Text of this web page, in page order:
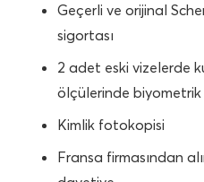
Geçerli ve orijinal
sigortası
2 adet eski vizelerde
ölçülerinde
Kimlik fotokopisi
Fransa firmasından